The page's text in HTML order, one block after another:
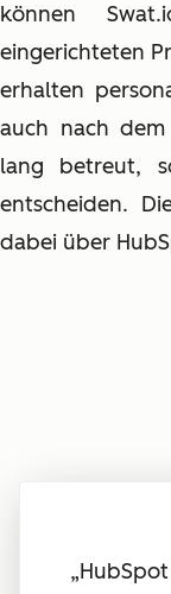
können
eingerichteten
erhalten
auch nach
lang betreut,
entscheiden.
dabei über